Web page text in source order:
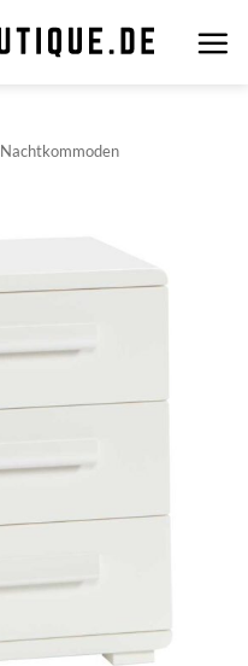
Nachtkommoden